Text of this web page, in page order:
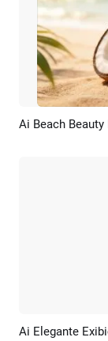
Ai Beach
Ai Elegante